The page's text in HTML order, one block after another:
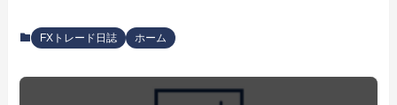
FXトレード日誌 ホーム